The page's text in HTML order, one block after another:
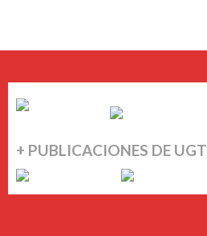
+ PUBLICACIONES DE UGT